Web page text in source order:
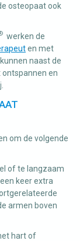
osteopaat ook
werken de
en met
kunnen naast de
en
om de volgende
of te langzaam
keer extra
armen boven
hart of